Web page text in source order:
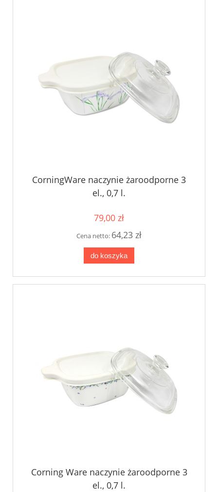
CorningWare naczynie żaroodporne 3
el., 0,7 l.
79,00 zł
Cena netto: 64,23 zł
do koszyka
Corning Ware naczynie żaroodporne 3
el., 0,7 l.